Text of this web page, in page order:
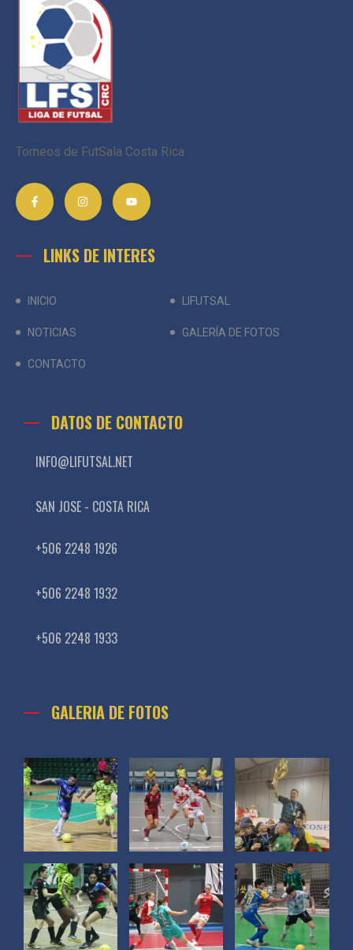
Torneos de FutSala Costa Rica
LINKS DE INTERES
INICIO LIFUTSAL
NOTICIAS GALERÍA DE FOTOS
CONTACTO
DATOS DE CONTACTO
INFO@LIFUTSAL.NET
SAN JOSE - COSTA RICA
+506 2248 1926
+506 2248 1932
+506 2248 1933
GALERIA DE FOTOS